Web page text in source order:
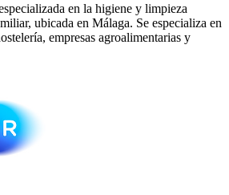
en la higiene y limpieza
ubicada en Málaga. Se especializa en
empresas agroalimentarias y